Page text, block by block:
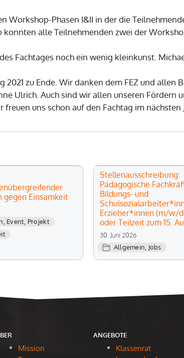
Phasen I&II in der die
alle Teilnehmenden zwei der
Fachtages noch ein wenig kleinkunst.
2021 zu Ende. Wir danken dem FEZ und
Ulrich. Auch sind wir allen unseren Fördern
uns schon auf den Fachtag im nächsten
gegen Einsamkeit
Event Projekt
Stellenausschreibung:
Pädagogische
Bildungs- und
Erzieher*innen (m/w/
oder Teilzeit zum 15.
30. Juni 2026
Allgemein Jobs
Mission
ANGEBOTE
Klassenrat